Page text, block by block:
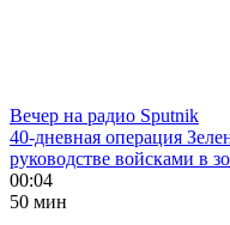
Вечер на радио Sputnik
40-дневная операция
руководстве войсками в
00:04
50 мин